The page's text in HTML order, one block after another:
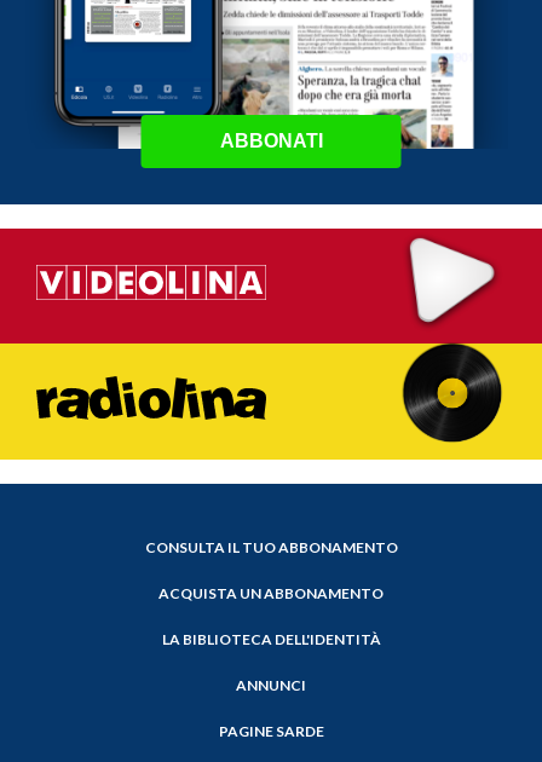
ABBONATI
CONSULTA IL TUO ABBONAMENTO
ACQUISTA UN ABBONAMENTO
LA BIBLIOTECA DELL'IDENTITÀ
ANNUNCI
PAGINE SARDE